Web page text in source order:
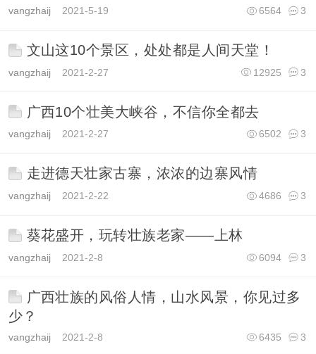
vangzhaij 2021-5-19 3
6564
文山这10个景区，处处都是人间天堂！
vangzhaij 2021-2-27 3
12925
广西10个壮美大峡谷，不信你全都去
vangzhaij 2021-2-27 3
6502
走进德天壮家古寨，浓浓的边寨风情
vangzhaij 2021-2-22 3
4686
葵花盛开，玩转壮族老家——上林
vangzhaij 2021-2-8 3
6094
广西壮族的风俗人情，山水风景，你见过多
少？
vangzhaij 2021-2-8 3
6435